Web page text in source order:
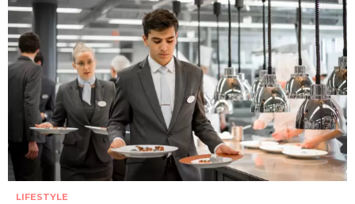
LIFESTYLE